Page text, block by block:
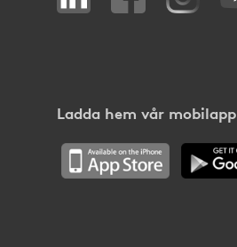
Ladda hem vår mobilapp